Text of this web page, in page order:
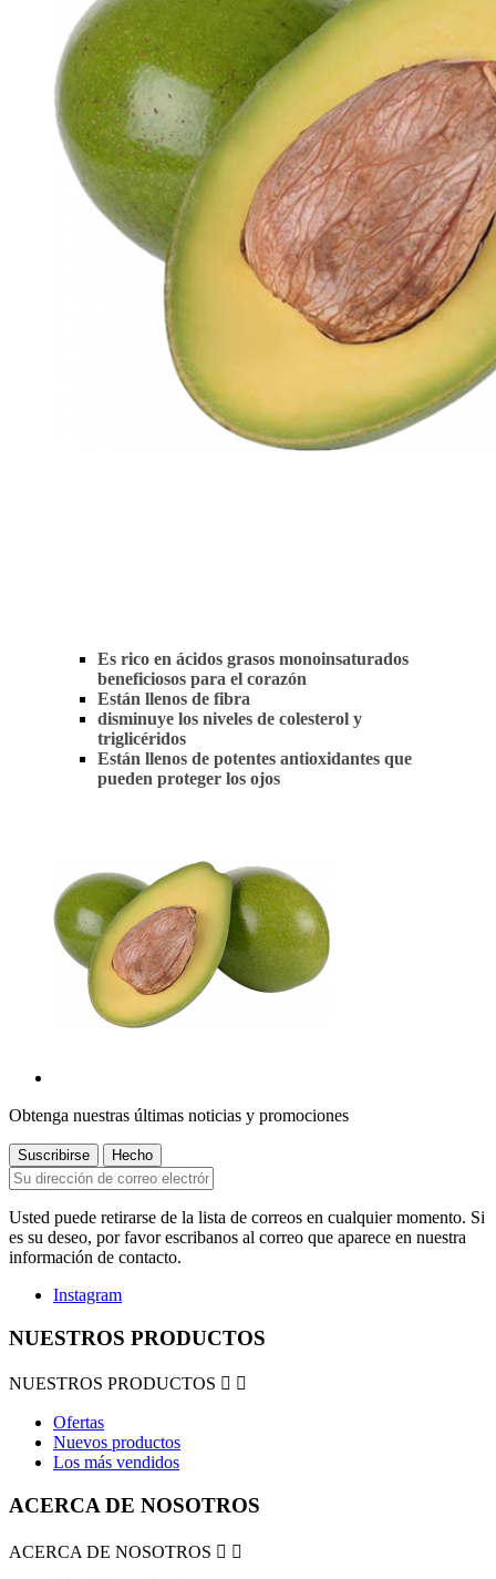
Es rico en ácidos grasos monoinsaturados
beneficiosos para el corazón
Están llenos de fibra
disminuye los niveles de colesterol y
triglicéridos
Están llenos de potentes antioxidantes que
pueden proteger los ojos
Obtenga nuestras últimas noticias y promociones
Usted puede retirarse de la lista de correos en cualquier momento. Si
es su deseo, por favor escribanos al correo que aparece en nuestra
información de contacto.
Instagram
NUESTROS PRODUCTOS
NUESTROS PRODUCTOS  
Ofertas
Nuevos productos
Los más vendidos
ACERCA DE NOSOTROS
ACERCA DE NOSOTROS  